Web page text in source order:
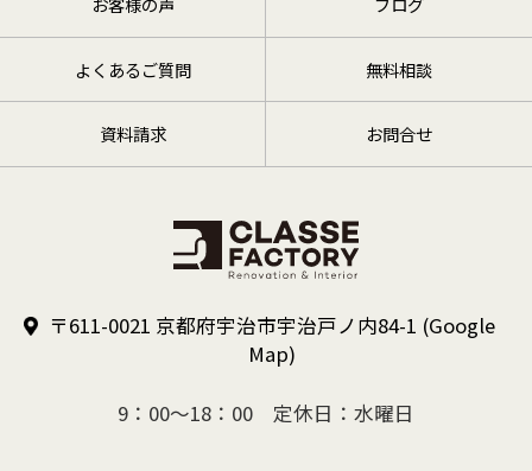
よくあるご質問 無料相談
資料請求 お問合せ
〒611-0021 京都府宇治市宇治戸ノ内84-1 (Google
Map)
9：00～18：00 定休日：水曜日